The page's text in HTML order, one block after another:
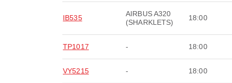
IB535
AIRBUS A320
(SHARKLETS)
18:00
TP1017 - 18:00
VY5215 - 18:00